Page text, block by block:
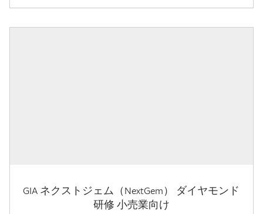
GIA ネクストジェム（NextGem） ダイヤモンド
研修 小売業向け